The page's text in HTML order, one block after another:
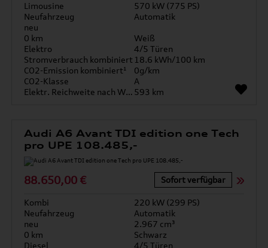
Limousine
570 kW (775 PS)
Neufahrzeug
Automatik
neu
0 km
Weiß
Elektro
4/5 Türen
Stromverbrauch kombiniert 18.6 kWh/100 km
CO2-Emission kombiniert¹
0g/km
CO2-Klasse
A
Elektr. Reichweite nach WLTP* 593 km
Audi A6 Avant TDI edition one Tech
pro UPE 108.485,-
88.650,00 € Sofort verfügbar
Kombi
220 kW (299 PS)
Neufahrzeug
Automatik
neu
2.967 cm³
0 km
Schwarz
Diesel
4/5 Türen